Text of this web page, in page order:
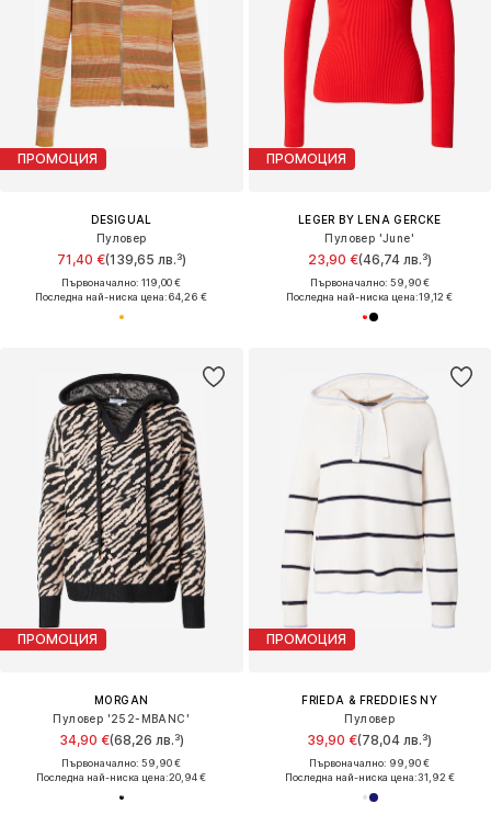
ПРОМОЦИЯ
DESIGUAL
Пуловер
71,40 €(139,65 лв.³)
Първоначално: 119,00 €
Последна най-ниска цена:64,26 €
ПРОМОЦИЯ
LEGER BY LENA GERCKE
Пуловер 'June'
23,90 €(46,74 лв.³)
Първоначално: 59,90 €
Последна най-ниска цена:19,12 €
ПРОМОЦИЯ
MORGAN
Пуловер '252-MBANC'
34,90 €(68,26 лв.³)
Първоначално: 59,90 €
Последна най-ниска цена:20,94 €
ПРОМОЦИЯ
FRIEDA & FREDDIES NY
Пуловер
39,90 €(78,04 лв.³)
Първоначално: 99,90 €
Последна най-ниска цена:31,92 €